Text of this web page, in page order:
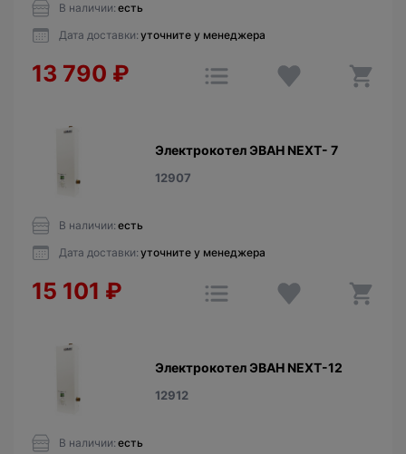
В наличии: есть
Дата доставки: уточните у менеджера
13 790 ₽
Электрокотел ЭВАН NEXT- 7
12907
В наличии: есть
Дата доставки: уточните у менеджера
15 101 ₽
Электрокотел ЭВАН NEXT-12
12912
В наличии: есть